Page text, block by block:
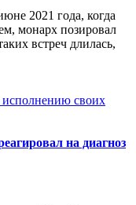
2021 года, когда
монарх позировал
встреч длилась,
исполнению своих
на диагноз